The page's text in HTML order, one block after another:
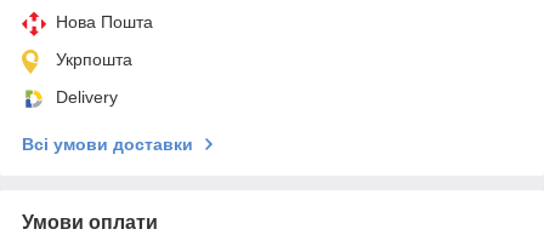
Нова Пошта
Укрпошта
Delivery
Всі умови доставки
Умови оплати